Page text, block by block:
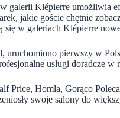
galerii Klépierre umożliwia
jakie goście chętnie
w galeriach Klépierre
uruchomiono pierwszy w
usługi doradcze
Price, Homla, Gorąco
swoje salony do